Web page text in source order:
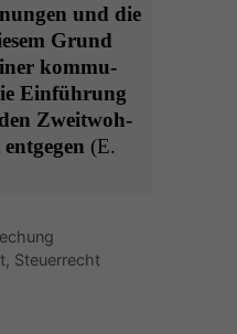
und die
Grund
kom­mu­
Ein­führung
Zweit­woh­
(E.
, Steuerrecht